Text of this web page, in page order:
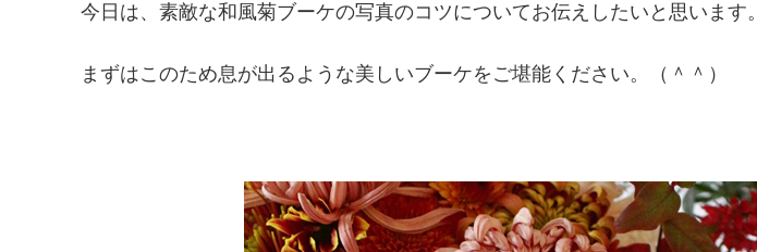
今日は、素敵な和風菊ブーケの写真のコツについてお伝えしたいと思います。
まずはこのため息が出るような美しいブーケをご堪能ください。（＾＾）